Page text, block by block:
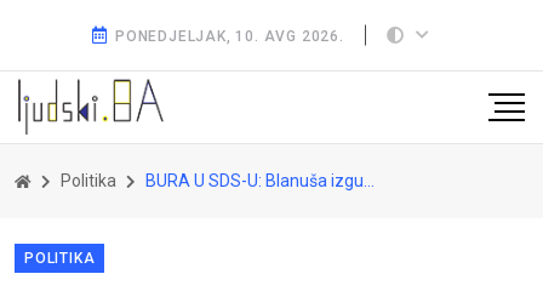
PONEDJELJAK, 10. AVG 2026.
Politika BURA U SDS-U: Blanuša izgubio većinu, nema spajanja s PSS-om
POLITIKA